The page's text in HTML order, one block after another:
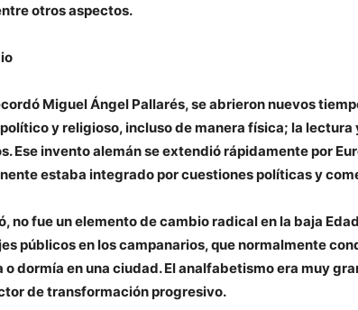
otros aspectos.
Miguel Ángel Pallarés, se abrieron nuevos
y religioso, incluso de manera física; la lectura
Ese invento alemán se extendió rápidamente por
estaba integrado por cuestiones políticas y
no fue un elemento de cambio radical en la baja
públicos en los campanarios, que normalmente
o dormía en una ciudad. El analfabetismo era muy
de transformación progresivo.